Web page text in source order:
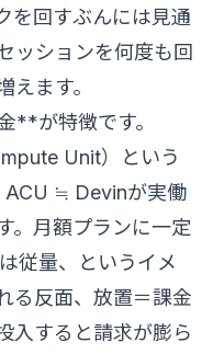
を回すぶんには見通
ッションを何度も回
ます。
**が特徴です。
Unit）という
ACU ≒ Devinが実働
。月額プランに一定
従量、というイメ
る反面、放置＝課金
入すると請求が膨ら